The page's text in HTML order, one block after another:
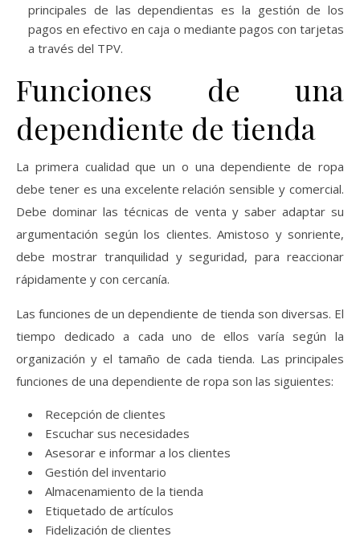
principales de las dependientas es la gestión de los
pagos en efectivo en caja o mediante pagos con tarjetas
a través del TPV.
Funciones de una
dependiente de tienda
La primera cualidad que un o una dependiente de ropa
debe tener es una excelente relación sensible y comercial.
Debe dominar las técnicas de venta y saber adaptar su
argumentación según los clientes. Amistoso y sonriente,
debe mostrar tranquilidad y seguridad, para reaccionar
rápidamente y con cercanía.
Las funciones de un dependiente de tienda son diversas. El
tiempo dedicado a cada uno de ellos varía según la
organización y el tamaño de cada tienda. Las principales
funciones de una dependiente de ropa son las siguientes:
Recepción de clientes
Escuchar sus necesidades
Asesorar e informar a los clientes
Gestión del inventario
Almacenamiento de la tienda
Etiquetado de artículos
Fidelización de clientes